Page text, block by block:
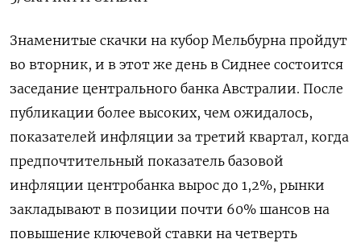
Знаменитые скачки на кубор Мельбурна пройдут
во вторник, и в этот же день в Сиднее состоится
заседание центрального банка Австралии. После
публикации более высоких, чем ожидалось,
показателей инфляции за третий квартал, когда
предпочтительный показатель базовой
инфляции центробанка вырос до 1,2%, рынки
закладывают в позиции почти 60% шансов на
повышение ключевой ставки на четверть